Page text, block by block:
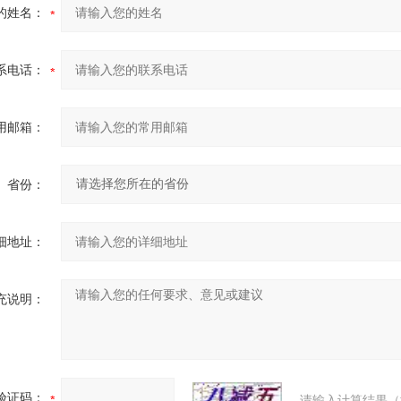
姓名：
电话：
邮箱：
省份：
地址：
说明：
证码：